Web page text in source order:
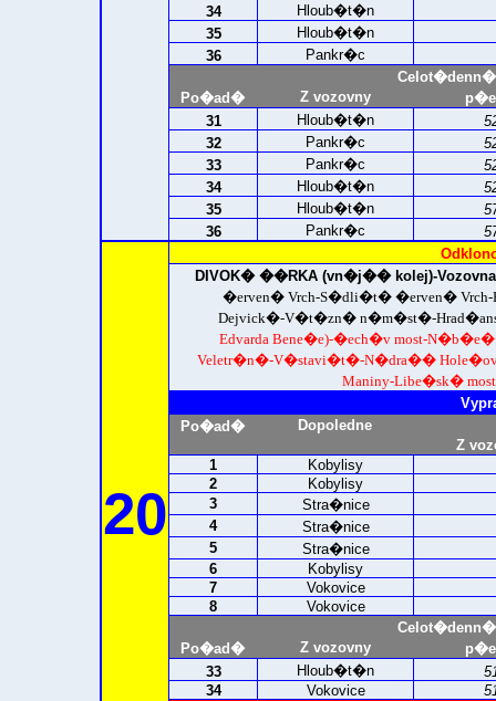
34
Hloub�t�n
35
Hloub�t�n
36
Pankr�c
Po�ad�
Z vozovny
31
Hloub�t�n
32
Pankr�c
33
Pankr�c
34
Hloub�t�n
35
Hloub�t�n
36
Pankr�c
20
DIVOK� ��RKA (vn�j�� kolej)-
�erven� Vrch-S�dli�t� �erven� Vrch-
Dejvick�-V�t�zn� n�m�st�-
Edvarda Bene�e)-�ech�v most-
Veletr�n�-V�stavi�t�-N�dra��
Maniny-Libe�sk�
Po�ad�
Dopoledne
Z
1
Kobylisy
2
Kobylisy
3
Stra�nice
4
Stra�nice
5
Stra�nice
6
Kobylisy
7
Vokovice
8
Vokovice
Po�ad�
Z vozovny
33
Hloub�t�n
34
Vokovice